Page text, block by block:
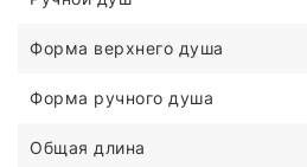
Форма верхнего душа
Форма ручного душа
Общая длина